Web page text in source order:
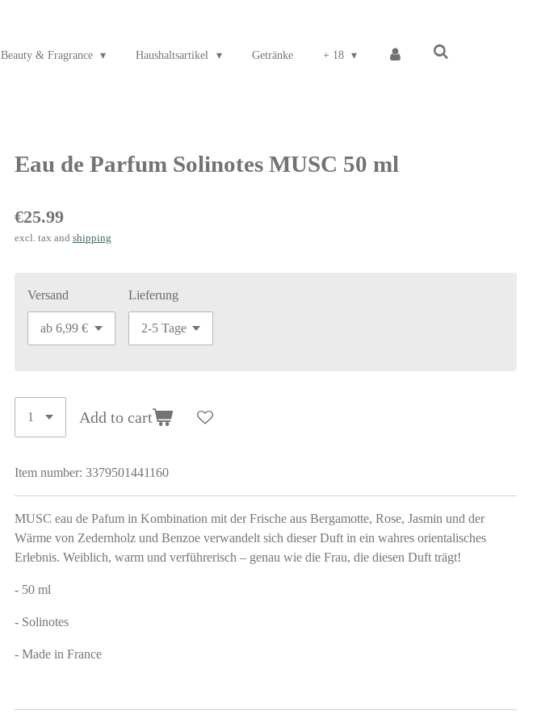
Beauty & Fragrance Haushaltsartikel Getränke + 18
Eau de Parfum Solinotes MUSC 50 ml
€25.99
excl. tax and shipping
Versand Lieferung
Add to cart
Item number: 3379501441160
MUSC eau de Pafum in Kombination mit der Frische aus Bergamotte, Rose, Jasmin und der
Wärme von Zedernholz und Benzoe verwandelt sich dieser Duft in ein wahres orientalisches
Erlebnis. Weiblich, warm und verführerisch – genau wie die Frau, die diesen Duft trägt!
- 50 ml
- Solinotes
- Made in France